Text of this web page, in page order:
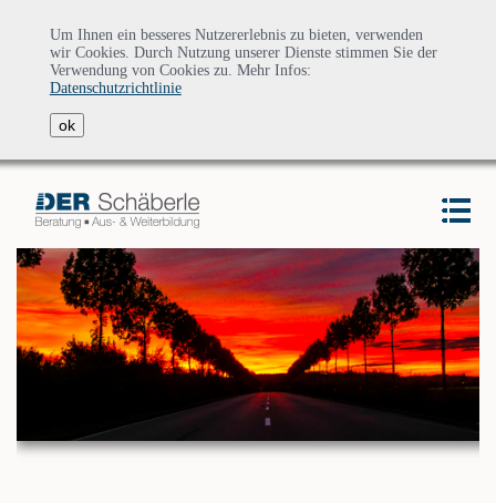
Um Ihnen ein besseres Nutzererlebnis zu bieten, verwenden
wir Cookies. Durch Nutzung unserer Dienste stimmen Sie der
Verwendung von Cookies zu. Mehr Infos:
Datenschutzrichtlinie